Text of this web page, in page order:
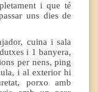
i que té
uns dies de
cuina i sala
i 1 banyera,
per nens, ping
i al exterior hi
porxo amb